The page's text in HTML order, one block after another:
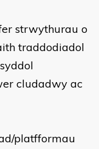
strwythurau o
traddodiadol
cludadwy ac
platfformau